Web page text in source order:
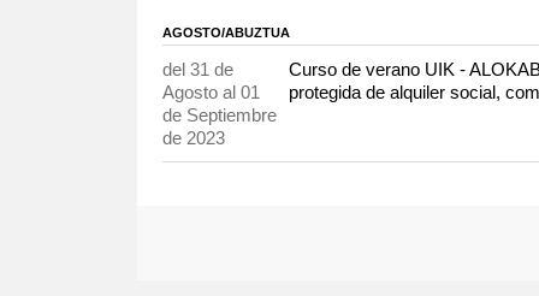
AGOSTO/ABUZTUA
del 31 de
Agosto al 01
de Septiembre
de 2023
Curso de verano UIK -
protegida de alquiler social,